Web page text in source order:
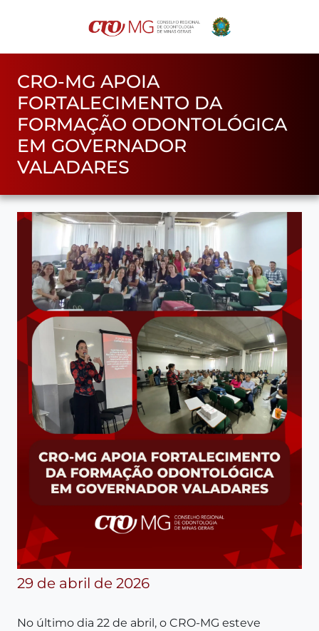
CRO-MG APOIA
FORTALECIMENTO DA
FORMAÇÃO ODONTOLÓGICA
EM GOVERNADOR
VALADARES
29 de abril de 2026
No último dia 22 de abril, o CRO-MG esteve